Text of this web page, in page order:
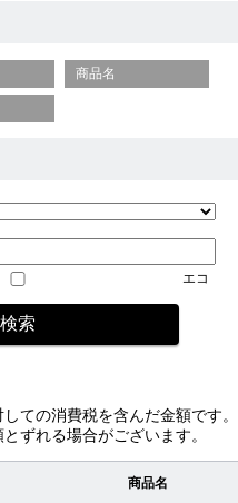
商品名
エコ
ての消費税を含んだ金額です。
ずれる場合がございます。
商品名